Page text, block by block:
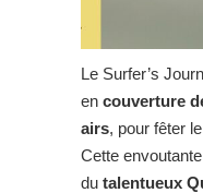
Le Surfer’s
en couverture
airs, pour fêter
Cette envoutante
du talentueux